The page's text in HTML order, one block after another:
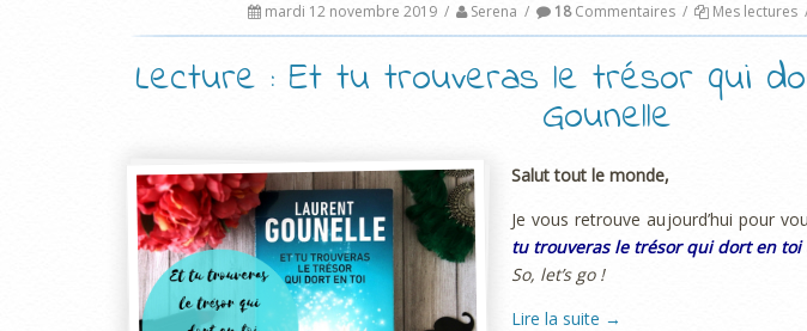
mardi 12 novembre 2019 / Serena / 18Commentaires / Mes lectures
Lecture : Et tu trouveras le trésor qui
Gounelle
Salut tout le monde,
Je vous retrouve aujourd’hui pour
tu trouveras le trésor qui dort en toi
So, let’s go !
Lire la suite →